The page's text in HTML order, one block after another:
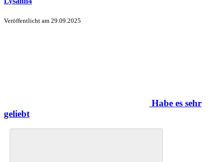
Veröffentlicht am 29.09.2025
Habe es sehr
geliebt